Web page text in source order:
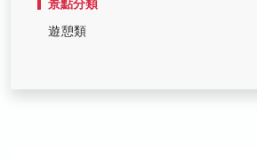
景點分類
遊憩類